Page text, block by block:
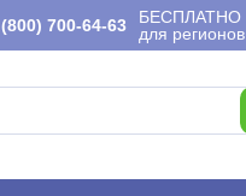
(800) 700-64-63
БЕСПЛАТНО
для регионов